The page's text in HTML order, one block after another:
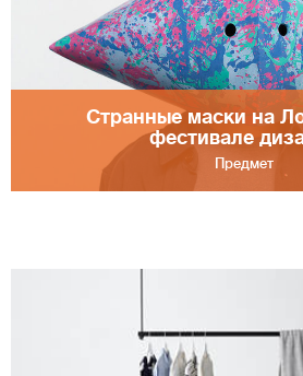
Странные маски на
фестивале
Предмет